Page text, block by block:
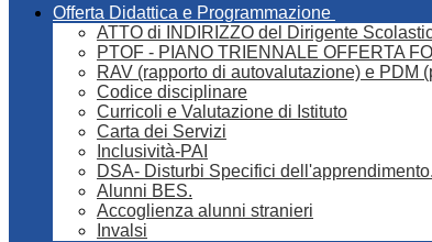
Offerta Didattica e Programmazione
ATTO di INDIRIZZO del Dirigente
PTOF - PIANO TRIENNALE OFFERTA
RAV (rapporto di autovalutazione) e PDM
Codice disciplinare
Curricoli e Valutazione di Istituto
Carta dei Servizi
Inclusività-PAI
DSA- Disturbi Specifici dell'apprendimento.
Alunni BES.
Accoglienza alunni stranieri
Invalsi